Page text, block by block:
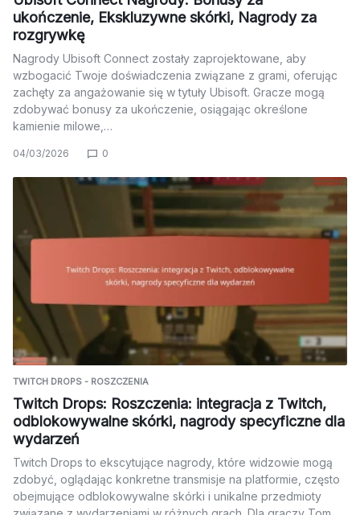
ukończenie, Ekskluzywne skórki, Nagrody za
rozgrywkę
Nagrody Ubisoft Connect zostały zaprojektowane, aby
wzbogacić Twoje doświadczenia związane z grami, oferując
zachęty za angażowanie się w tytuły Ubisoft. Gracze mogą
zdobywać bonusy za ukończenie, osiągając określone
kamienie milowe,…
04/03/2026 0
TWITCH DROPS - ROSZCZENIA
Twitch Drops: Roszczenia: integracja z Twitch,
odblokowywalne skórki, nagrody specyficzne dla
wydarzeń
Twitch Drops to ekscytujące nagrody, które widzowie mogą
zdobyć, oglądając konkretne transmisje na platformie, często
obejmujące odblokowywalne skórki i unikalne przedmioty